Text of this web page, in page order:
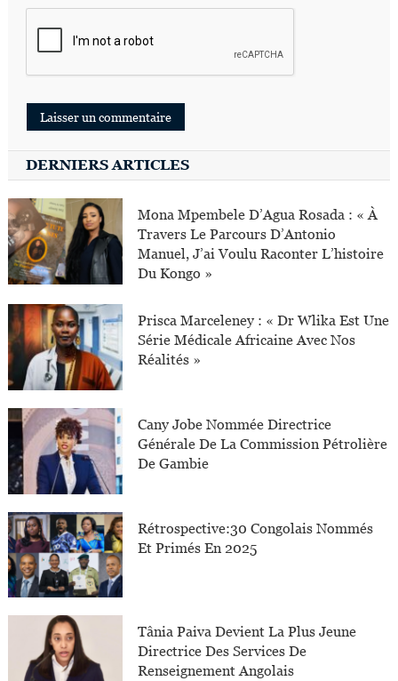
DERNIERS ARTICLES
Mona Mpembele D’Agua Rosada : « À
Travers Le Parcours D’Antonio
Manuel, J’ai Voulu Raconter L’histoire
Du Kongo »
Prisca Marceleney : « Dr Wlika Est Une
Série Médicale Africaine Avec Nos
Réalités »
Cany Jobe Nommée Directrice
Générale De La Commission Pétrolière
De Gambie
Rétrospective:30 Congolais Nommés
Et Primés En 2025
Tânia Paiva Devient La Plus Jeune
Directrice Des Services De
Renseignement Angolais